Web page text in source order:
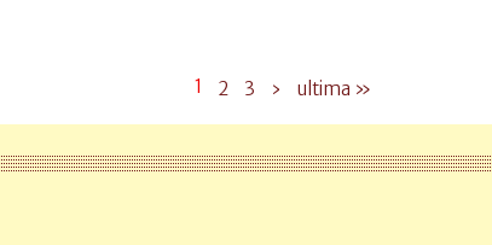
1 2 3 › ultima »